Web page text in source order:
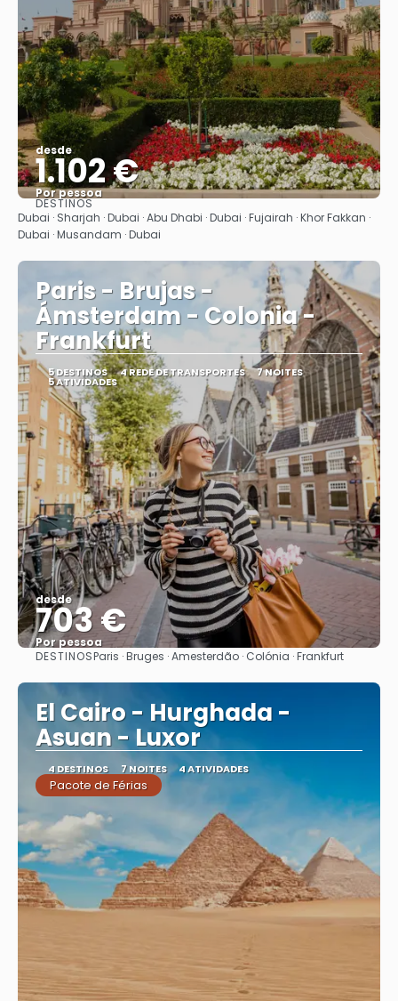
desde
1.102 €
Por pessoa
Vejo
DESTINOS
Dubai · Sharjah · Dubai · Abu Dhabi · Dubai · Fujairah · Khor Fakkan ·
Dubai · Musandam · Dubai
Paris - Brujas -
Ámsterdam - Colonia -
Frankfurt
5 DESTINOS 4 REDE DE TRANSPORTES 7 NOITES
5 ATIVIDADES
desde
703 €
Por pessoa
Vejo
DESTINOSParis · Bruges · Amesterdão · Colónia · Frankfurt
El Cairo - Hurghada -
Asuan - Luxor
4 DESTINOS 7 NOITES 4 ATIVIDADES
Pacote de Férias